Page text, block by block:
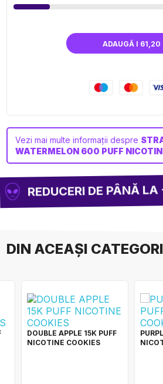
ADAUGĂ I 61,20
Vezi mai multe informații despre
WATERMELON 600 PUFF
REDUCERI DE PÂNĂ LA
DIN ACEAȘI
DOUBLE APPLE 15K PUFF
NICOTINE COOKIES